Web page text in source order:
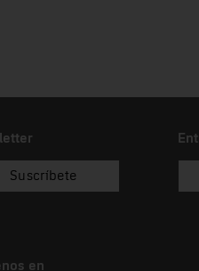
Suscríbete
en